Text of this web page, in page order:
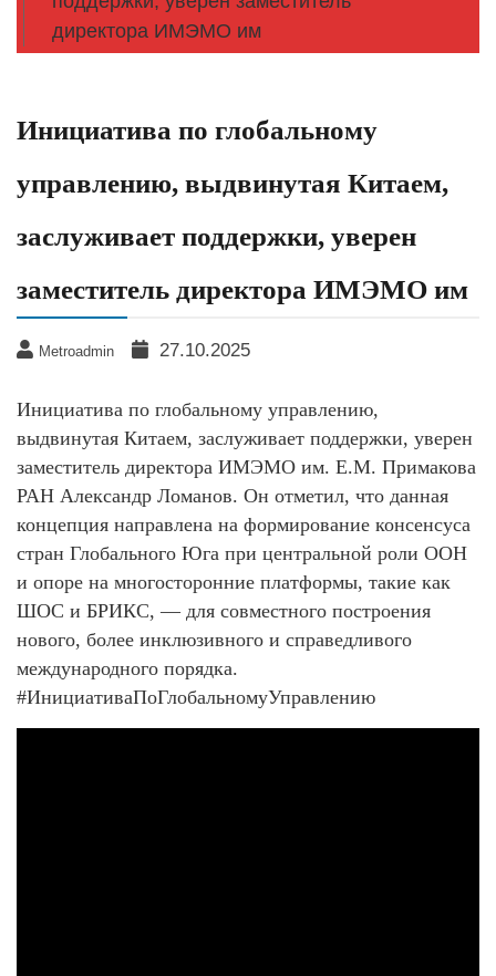
директора ИМЭМО им
Инициатива по глобальному
управлению, выдвинутая Китаем,
заслуживает поддержки, уверен
заместитель директора ИМЭМО им
Metroadmin 27.10.2025
Инициатива по глобальному управлению,
выдвинутая Китаем, заслуживает поддержки, уверен
заместитель директора ИМЭМО им. Е.М. Примакова
РАН Александр Ломанов. Он отметил, что данная
концепция направлена на формирование консенсуса
стран Глобального Юга при центральной роли ООН
и опоре на многосторонние платформы, такие как
ШОС и БРИКС, — для совместного построения
нового, более инклюзивного и справедливого
международного порядка.
#ИнициативаПоГлобальномуУправлению